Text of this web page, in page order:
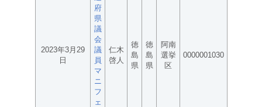
2023年3月29
日
府
県
議
会
議
員
マ
ニ
フ
ェ
仁木
啓人
徳
島
県
徳
島
県
阿南
選挙
区
0000001030